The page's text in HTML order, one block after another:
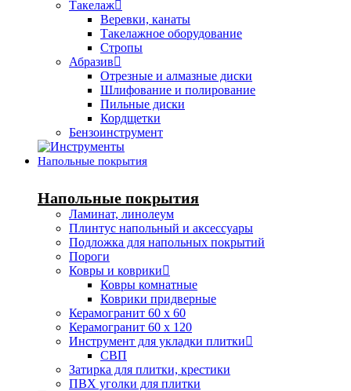
Такелаж
Веревки, канаты
Такелажное оборудование
Стропы
Абразив
Отрезные и алмазные диски
Шлифование и полирование
Пильные диски
Кордщетки
Бензоинструмент
Напольные покрытия
Напольные покрытия
Ламинат, линолеум
Плинтус напольный и аксессуары
Подложка для напольных покрытий
Пороги
Ковры и коврики
Ковры комнатные
Коврики придверные
Керамогранит 60 х 60
Керамогранит 60 х 120
Инструмент для укладки плитки
СВП
Затирка для плитки, крестики
ПВХ уголки для плитки